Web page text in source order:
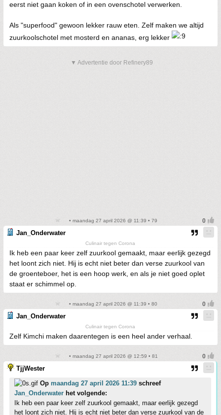
eerst niet gaan koken of in een ovenschotel verwerken.
Als "superfood" gewoon lekker rauw eten. Zelf maken we altijd
zuurkoolschotel met mosterd en ananas, erg lekker
▼ Advertentie door Refinery89
• maandag 27 april 2026 @ 11:39 • 79
Jan_Onderwater
Culinair tegen Corona
Ik heb een paar keer zelf zuurkool gemaakt, maar eerlijk gezegd
het loont zich niet. Hij is echt niet beter dan verse zuurkool van
de groenteboer, het is een hoop werk, en als je niet goed oplet
staat er schimmel op.
• maandag 27 april 2026 @ 11:39 • 80
Jan_Onderwater
Culinair tegen Corona
Zelf Kimchi maken daarentegen is een heel ander verhaal.
• maandag 27 april 2026 @ 12:59 • 81
TjjWester
Op maandag 27 april 2026 11:39 schreef
Jan_Onderwater het volgende:
Ik heb een paar keer zelf zuurkool gemaakt, maar eerlijk gezegd
het loont zich niet. Hij is echt niet beter dan verse zuurkool van de